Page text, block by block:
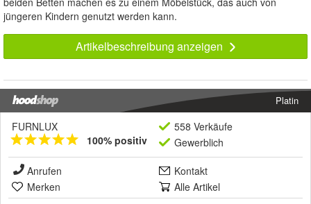
jüngeren Kindern genutzt werden kann.
Artikelbeschreibung anzeigen
Platin
FURNLUX
100% positiv
558 Verkäufe
Gewerblich
Anrufen
Kontakt
Merken
Alle Artikel